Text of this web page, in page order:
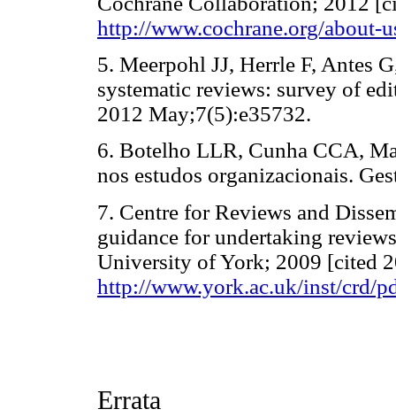
http://www.cochrane.org/about-
5. Meerpohl JJ, Herrle F, Antes
systematic reviews: survey of
2012 May;7(5):e35732.
6. Botelho LLR, Cunha CCA,
nos estudos organizacionais.
7. Centre for Reviews and
guidance for undertaking
University of York; 2009 [cited
http://www.york.ac.uk/inst/crd/
Errata